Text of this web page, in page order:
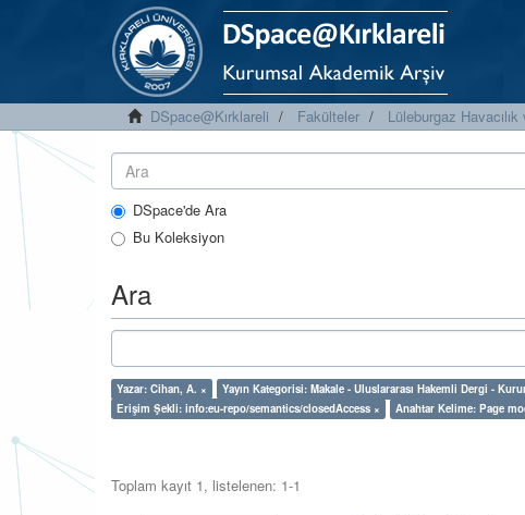
DSpace@Kırklareli Fakülteler Lüleburgaz
DSpace'de Ara
Bu Koleksiyon
Ara
Yazar: Cihan, A. × Yayın Kategorisi: Makale - Uluslararası Hakemli Dergi -
Erişim Şekli: info:eu-repo/semantics/closedAccess ×
Anahtar Kelime: Page
Toplam kayıt 1, listelenen: 1-1